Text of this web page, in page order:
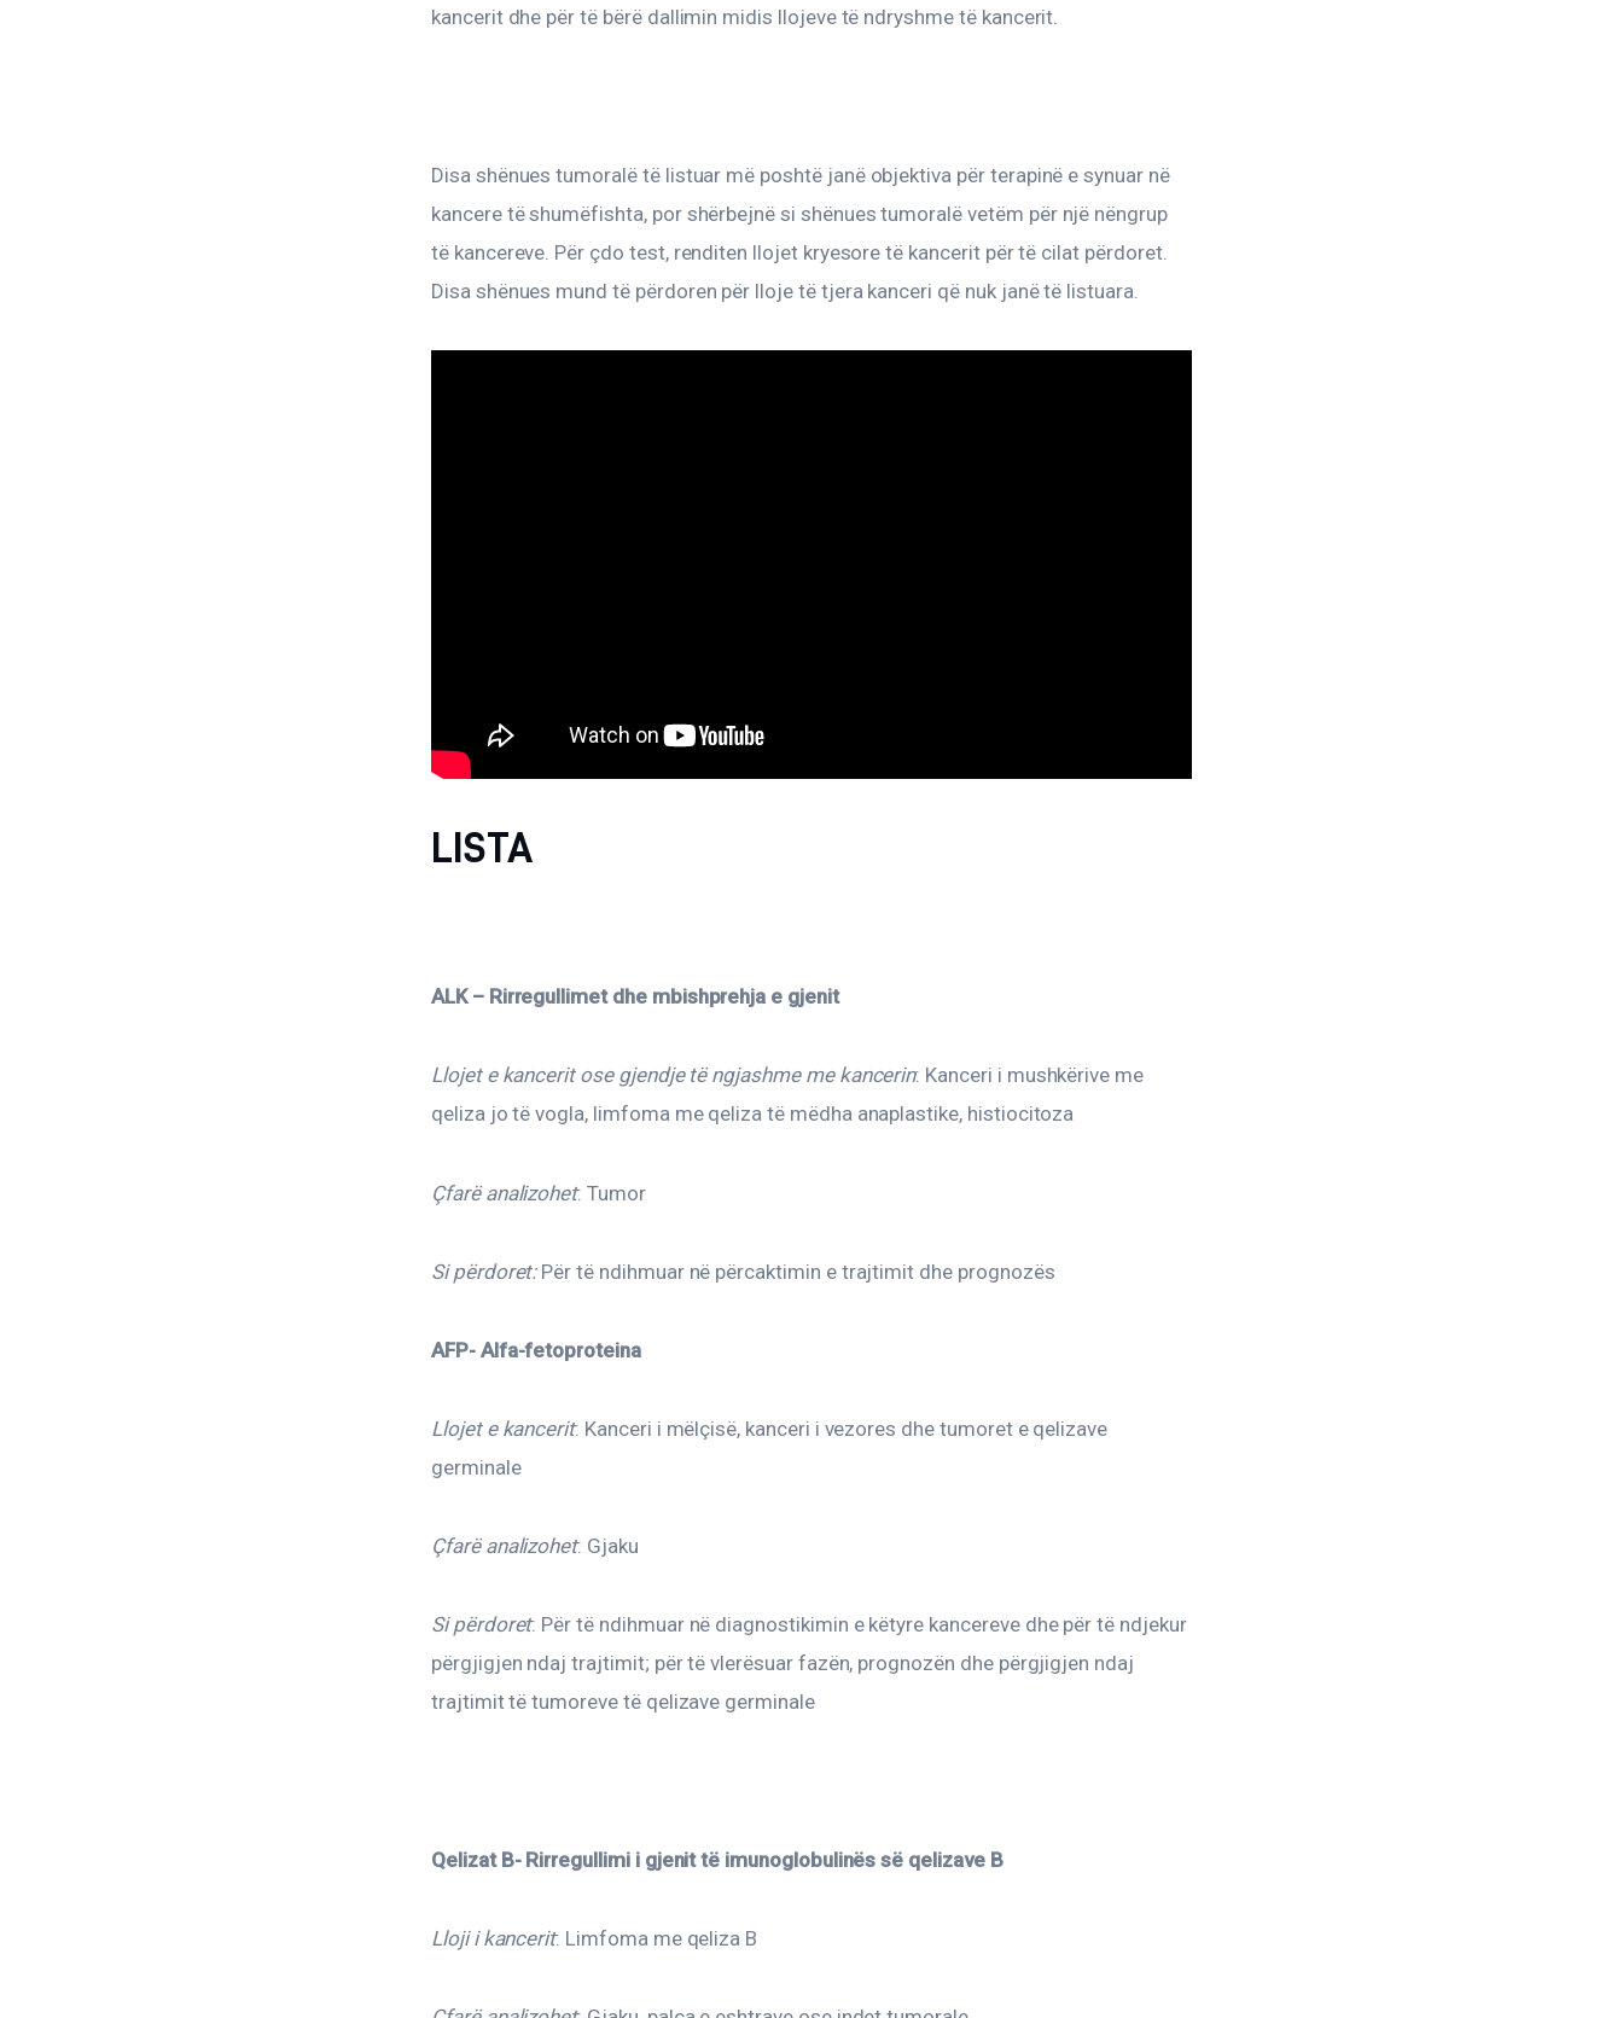
kancerit dhe për të bërë dallimin midis llojeve të ndryshme të kancerit.
Disa shënues tumoralë të listuar më poshtë janë objektiva për terapinë e synuar në
kancere të shumëfishta, por shërbejnë si shënues tumoralë vetëm për një nëngrup
të kancereve. Për çdo test, renditen llojet kryesore të kancerit për të cilat përdoret.
Disa shënues mund të përdoren për lloje të tjera kanceri që nuk janë të listuara.
LISTA
ALK – Rirregullimet dhe mbishprehja e gjenit
Llojet e kancerit ose gjendje të ngjashme me kancerin: Kanceri i mushkërive me
qeliza jo të vogla, limfoma me qeliza të mëdha anaplastike, histiocitoza
Çfarë analizohet: Tumor
Si përdoret: Për të ndihmuar në përcaktimin e trajtimit dhe prognozës
AFP- Alfa-fetoproteina
Llojet e kancerit: Kanceri i mëlçisë, kanceri i vezores dhe tumoret e qelizave
germinale
Çfarë analizohet: Gjaku
Si përdoret: Për të ndihmuar në diagnostikimin e këtyre kancereve dhe për të ndjekur
përgjigjen ndaj trajtimit; për të vlerësuar fazën, prognozën dhe përgjigjen ndaj
trajtimit të tumoreve të qelizave germinale
Qelizat B- Rirregullimi i gjenit të imunoglobulinës së qelizave B
Lloji i kancerit: Limfoma me qeliza B